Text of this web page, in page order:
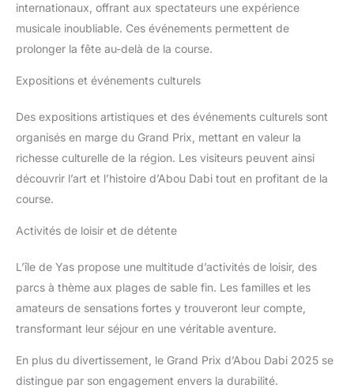
internationaux, offrant aux spectateurs une expérience
musicale inoubliable. Ces événements permettent de
prolonger la fête au-delà de la course.
Expositions et événements culturels
Des expositions artistiques et des événements culturels sont
organisés en marge du Grand Prix, mettant en valeur la
richesse culturelle de la région. Les visiteurs peuvent ainsi
découvrir l’art et l’histoire d’Abou Dabi tout en profitant de la
course.
Activités de loisir et de détente
L’île de Yas propose une multitude d’activités de loisir, des
parcs à thème aux plages de sable fin. Les familles et les
amateurs de sensations fortes y trouveront leur compte,
transformant leur séjour en une véritable aventure.
En plus du divertissement, le Grand Prix d’Abou Dabi 2025 se
distingue par son engagement envers la durabilité.